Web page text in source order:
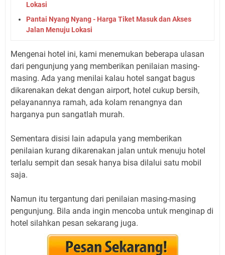
Lokasi
Pantai Nyang Nyang - Harga Tiket Masuk dan Akses
Jalan Menuju Lokasi
Mengenai hotel ini, kami menemukan beberapa ulasan
dari pengunjung yang memberikan penilaian masing-
masing. Ada yang menilai kalau hotel sangat bagus
dikarenakan dekat dengan airport, hotel cukup bersih,
pelayanannya ramah, ada kolam renangnya dan
harganya pun sangatlah murah.
Sementara disisi lain adapula yang memberikan
penilaian kurang dikarenakan jalan untuk menuju hotel
terlalu sempit dan sesak hanya bisa dilalui satu mobil
saja.
Namun itu tergantung dari penilaian masing-masing
pengunjung. Bila anda ingin mencoba untuk menginap di
hotel silahkan pesan sekarang juga.